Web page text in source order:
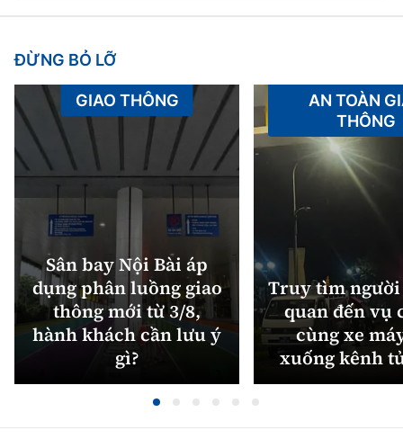
ĐỪNG BỎ LỠ
Sân bay Nội Bài áp
dụng phân luồng giao
thông mới từ 3/8,
hành khách cần lưu ý
gì?
GIAO THÔNG
Truy tìm
quan đến vụ
cùng xe
xuống kênh
AN TOÀN
THÔNG